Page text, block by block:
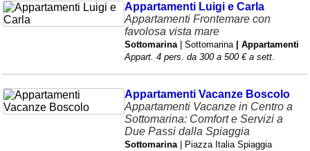
Appartamenti Luigi e Carla
Appartamenti Frontemare con
favolosa vista mare
Sottomarina | Sottomarina| Appartamenti
Appart. 4 pers. da 300 a 500 € a sett.
Appartamenti Vacanze Boscolo
Appartamenti Vacanze in Centro a
Sottomarina: Comfort e Servizi a
Due Passi dalla Spiaggia
Sottomarina
| Piazza Italia Spiaggia